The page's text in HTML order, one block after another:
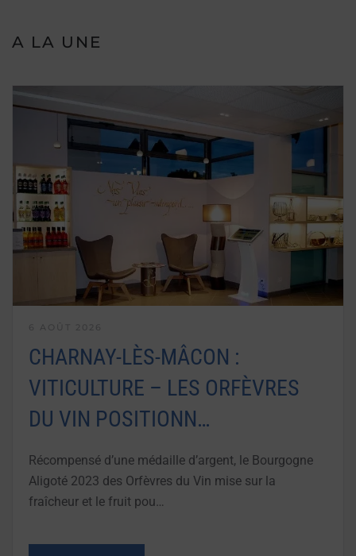
A LA UNE
CHARNAY-LÈS-MÂCON :
VITICULTURE – LES ORFÈVRES
DU VIN POSITIONN…
Récompensé d’une médaille d’argent, le Bourgogne
Aligoté 2023 des Orfèvres du Vin mise sur la
fraîcheur et le fruit pou…